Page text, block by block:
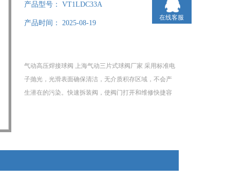
产品型号： VT1LDC33A
产品时间： 2025-08-19
气动高压焊接球阀 上海气动三片式球阀厂家 采用标准电
子抛光，光滑表面确保清洁，无介质积存区域，不会产
生潜在的污染。快速拆装阀，使阀门打开和维修快捷容
在线客服